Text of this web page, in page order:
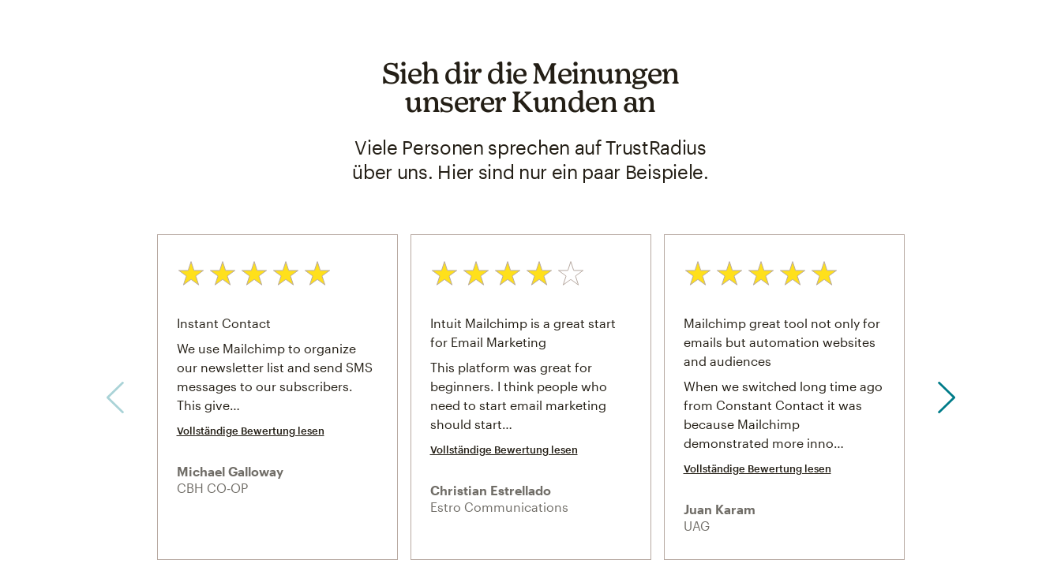
Sieh dir die Meinungen
unserer Kunden an
Viele Personen sprechen auf TrustRadius
über uns. Hier sind nur ein paar Beispiele.
Bewertung: 5 von 5
Instant Contact
We use Mailchimp to organize
our newsletter list and send SMS
messages to our subscribers.
This give…
Vollständige Bewertung lesen
Michael Galloway
CBH CO‑OP
Bewertung: 4 von 5
Intuit Mailchimp is a great start
for Email Marketing
This platform was great for
beginners. I think people who
need to start email marketing
should start…
Vollständige Bewertung lesen
Christian Estrellado
Estro Communications
Bewertung: 5 von 5
Mailchimp great tool not only for
emails but automation websites
and audiences
When we switched long time ago
from Constant Contact it was
because Mailchimp
demonstrated more inno…
Vollständige Bewertung lesen
Juan Karam
UAG
are engaged when
to another…